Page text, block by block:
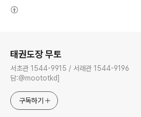
태권도장 무토
서초관 1544-9915 / 서래관 1544-
담:@moototkd]
구독하기